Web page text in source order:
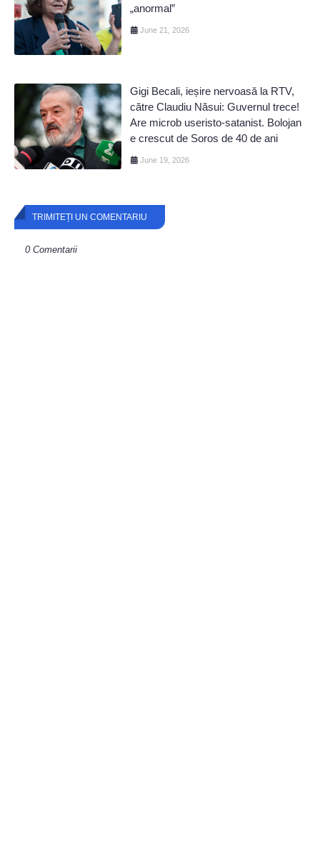
„anormal”
June 21, 2026
Gigi Becali, ieșire nervoasă la RTV,
către Claudiu Năsui: Guvernul trece!
Are microb useristo-satanist. Bolojan
e crescut de Soros de 40 de ani
June 19, 2026
TRIMITEȚI UN COMENTARIU
0 Comentarii